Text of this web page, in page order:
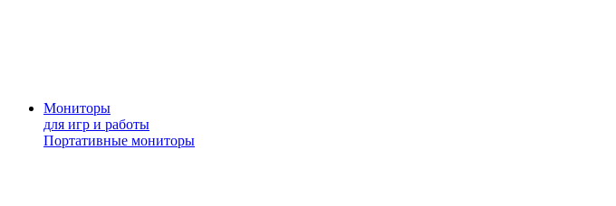
Мониторы
для игр и работы
Портативные мониторы